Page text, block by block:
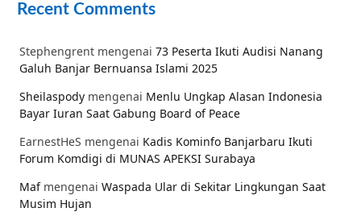
Recent Comments
Stephengrent mengenai 73 Peserta Ikuti Audisi Nanang
Galuh Banjar Bernuansa Islami 2025
Sheilaspody mengenai Menlu Ungkap Alasan Indonesia
Bayar Iuran Saat Gabung Board of Peace
EarnestHeS mengenai Kadis Kominfo Banjarbaru Ikuti
Forum Komdigi di MUNAS APEKSI Surabaya
Mafmengenai Waspada Ular di Sekitar Lingkungan Saat
Musim Hujan